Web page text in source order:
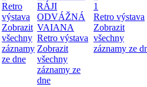
Retro
výstava
Zobrazit
všechny
záznamy
ze dne
RÁJI
ODVÁŽNÁ
VAIANA
Retro výstava
Zobrazit
všechny
záznamy ze
dne
1
Retro výstava
Zobrazit
všechny
záznamy ze